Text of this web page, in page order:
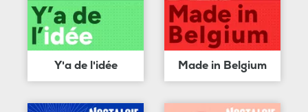
Y'a de l'idée Made in Belgium